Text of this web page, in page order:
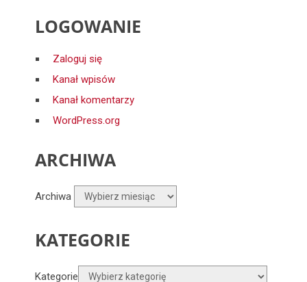
LOGOWANIE
Zaloguj się
Kanał wpisów
Kanał komentarzy
WordPress.org
ARCHIWA
Archiwa
KATEGORIE
Kategorie